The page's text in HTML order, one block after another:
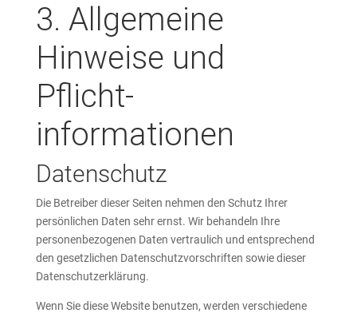
3. Allgemeine
Hinweise und
Pflicht­
informationen
Datenschutz
Die Betreiber dieser Seiten nehmen den Schutz Ihrer
persönlichen Daten sehr ernst. Wir behandeln Ihre
personenbezogenen Daten vertraulich und entsprechend
den gesetzlichen Datenschutzvorschriften sowie dieser
Datenschutzerklärung.
Wenn Sie diese Website benutzen, werden verschiedene